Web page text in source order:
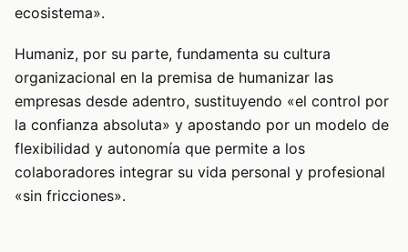
ecosistema».
Humaniz, por su parte, fundamenta su cultura
organizacional en la premisa de humanizar las
empresas desde adentro, sustituyendo «el control por
la confianza absoluta» y apostando por un modelo de
flexibilidad y autonomía que permite a los
colaboradores integrar su vida personal y profesional
«sin fricciones».